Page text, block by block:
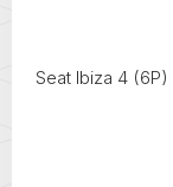
Seat Ibiza 4 (6P)